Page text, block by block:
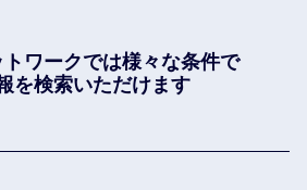
ワークでは様々な条件で
を検索いただけます